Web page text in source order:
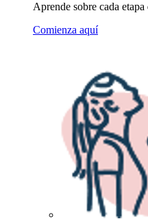
Aprende sobre cada
Comienza aquí